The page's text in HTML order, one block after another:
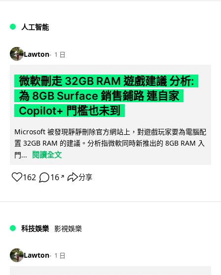
人工智能
Lawton 1 日
微軟刪走 32GB RAM 遊戲建議 分析:
為 8GB Surface 銷售鋪路 連自家
Copilot+ 門檻也未到
Microsoft 被發現靜靜刪除官方網站上，對遊戲玩家要為電腦配
置 32GB RAM 的建議。分析指微軟同時新推出的 8GB RAM 入
門...
閱讀全文
162 16 ↗ 分享
科技娛樂 影視娛樂
Lawton 1 日